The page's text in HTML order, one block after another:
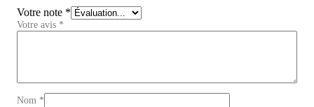
Votre note *
Votre avis *
Nom *